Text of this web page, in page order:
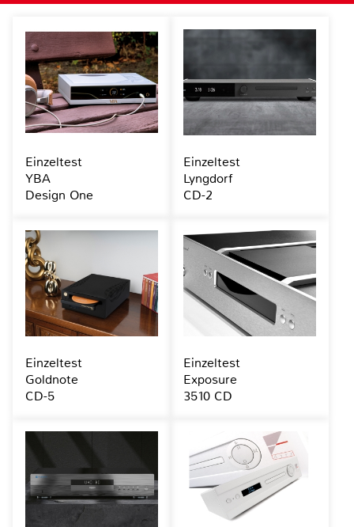
Einzeltest
YBA
Design One
Einzeltest
Lyngdorf
CD-2
Einzeltest
Goldnote
CD-5
Einzeltest
Exposure
3510 CD